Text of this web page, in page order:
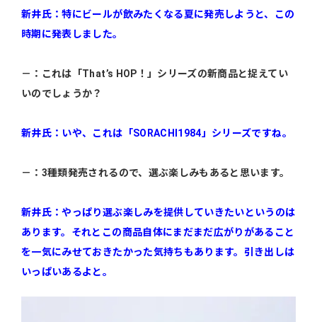
新井氏：特にビールが飲みたくなる夏に発売しようと、この
時期に発表しました。
－：これは「That’s HOP！」シリーズの新商品と捉えてい
いのでしょうか？
新井氏：いや、これは「SORACHI1984」シリーズですね。
－：3種類発売されるので、選ぶ楽しみもあると思います。
新井氏：やっぱり選ぶ楽しみを提供していきたいというのは
あります。それとこの商品自体にまだまだ広がりがあること
を一気にみせておきたかった気持ちもあります。引き出しは
いっぱいあるよと。